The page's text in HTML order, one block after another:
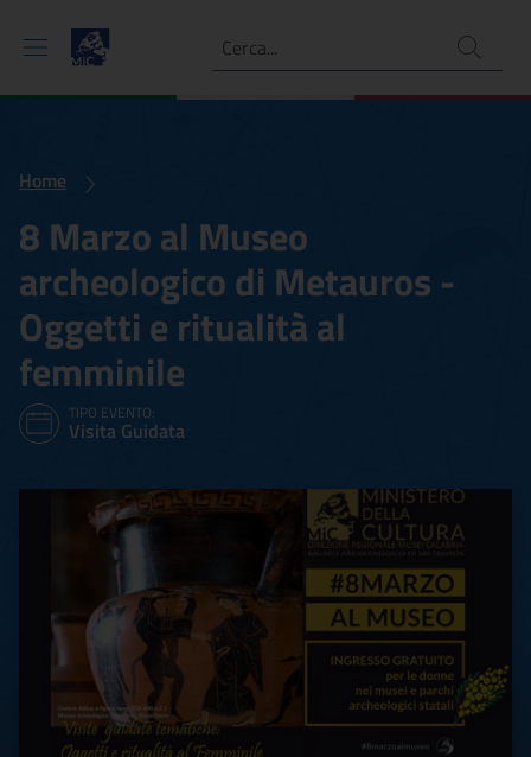
Ricerca
Home
8 Marzo al Museo
archeologico di Metauros -
Oggetti e ritualità al
femminile
TIPO EVENTO:
Visita Guidata
8 Marzo al Museo